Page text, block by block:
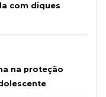
com diques
na proteção